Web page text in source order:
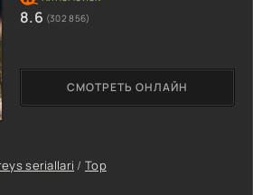
seriallari / Top
СМОТРЕТЬ ОНЛАЙН
8.6 (302 856)